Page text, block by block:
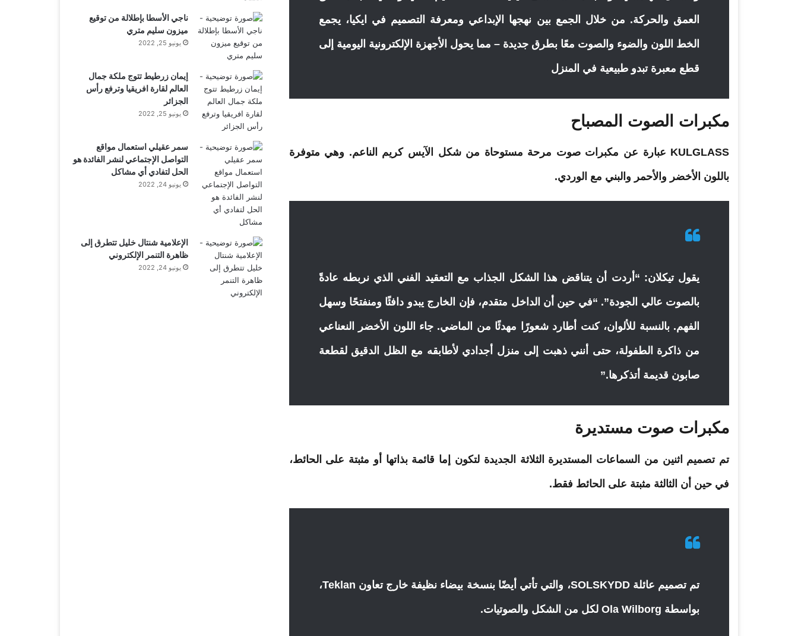
العمق والحركة. من خلال الجمع بين نهجها الإبداعي ومعرفة التصميم في ايكيا، يجمع
الخط اللون والضوء والصوت معًا بطرق جديدة – مما يحول الأجهزة الإلكترونية اليومية إلى
قطع معبرة تبدو طبيعية في المنزل
مكبرات الصوت المصباح
KULGLASS عبارة عن مكبرات صوت مرحة مستوحاة من شكل الآيس كريم الناعم. وهي متوفرة
باللون الأخضر والأحمر والبني مع الوردي.
يقول تيكلان: “أردت أن يتناقض هذا الشكل الجذاب مع التعقيد الفني الذي نربطه عادةً
بالصوت عالي الجودة”. “في حين أن الداخل متقدم، فإن الخارج يبدو دافئًا ومنفتحًا وسهل
الفهم. بالنسبة للألوان، كنت أطارد شعورًا مهدئًا من الماضي. جاء اللون الأخضر النعناعي
من ذاكرة الطفولة، حتى أنني ذهبت إلى منزل أجدادي لأطابقه مع الظل الدقيق لقطعة
صابون قديمة أتذكرها.”
مكبرات صوت مستديرة
تم تصميم اثنين من السماعات المستديرة الثلاثة الجديدة لتكون إما قائمة بذاتها أو مثبتة على الحائط،
في حين أن الثالثة مثبتة على الحائط فقط.
تم تصميم عائلة SOLSKYDD، والتي تأتي أيضًا بنسخة بيضاء نظيفة خارج تعاون Teklan،
بواسطة Ola Wilborg لكل من الشكل والصوتيات.
ناجي الأسطا بإطلالة من توقيع
ميزون سليم متري
يونيو 25, 2022
إيمان زرطيط تتوج ملكة جمال
العالم لقارة افريقيا وترفع رأس
الجزائر
يونيو 25, 2022
سمر عقيلي استعمال مواقع
التواصل الإجتماعي لنشر الفائدة هو
الحل لتفادي أي مشاكل
يونيو 24, 2022
الإعلامية شنتال خليل تتطرق إلى
ظاهرة التنمر الإلكتروني
يونيو 24, 2022